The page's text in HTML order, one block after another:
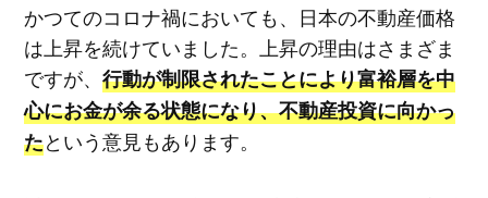
かつてのコロナ禍においても、日本の不動産価格
は上昇を続けていました。上昇の理由はさまざま
ですが、 行動が制限されたことにより富裕層を中
心にお金が余る状態になり、不動産投資に向かっ
たという意見もあります。